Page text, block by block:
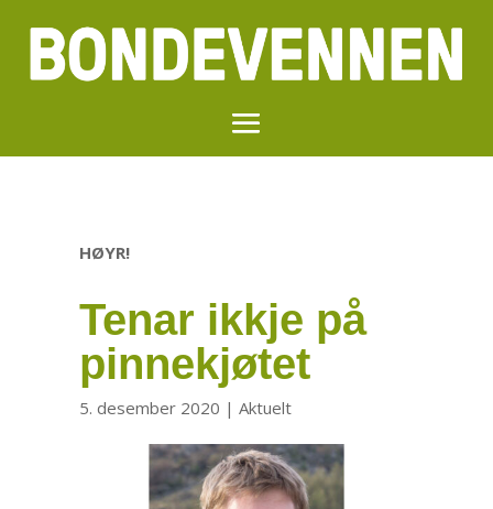
HØYR!
Tenar ikkje på
pinnekjøtet
5. desember 2020 | Aktuelt